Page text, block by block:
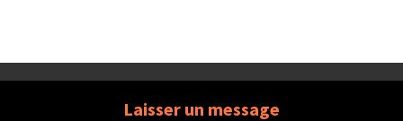
Laisser un message